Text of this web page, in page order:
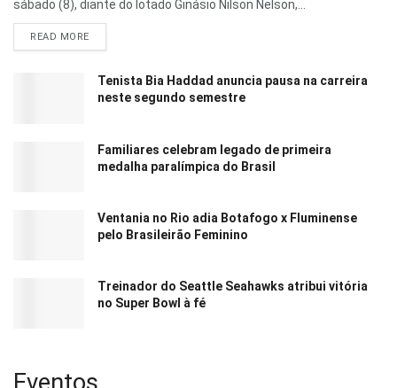
sábado (8), diante do lotado Ginásio Nilson Nelson,...
READ MORE
Tenista Bia Haddad anuncia pausa na carreira
neste segundo semestre
Familiares celebram legado de primeira
medalha paralímpica do Brasil
Ventania no Rio adia Botafogo x Fluminense
pelo Brasileirão Feminino
Treinador do Seattle Seahawks atribui vitória
no Super Bowl à fé